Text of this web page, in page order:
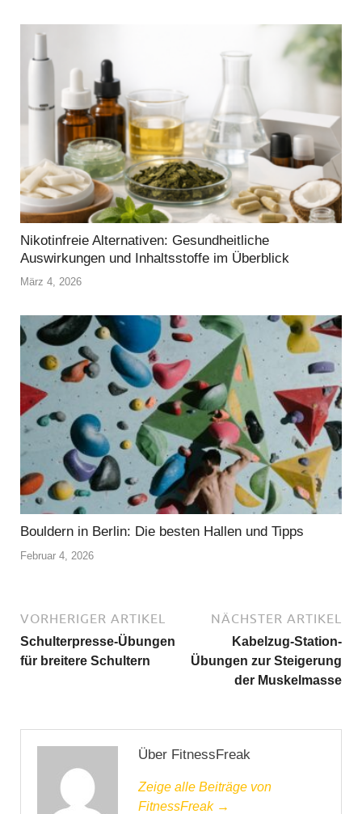
Nikotinfreie Alternativen: Gesundheitliche
Auswirkungen und Inhaltsstoffe im Überblick
März 4, 2026
Bouldern in Berlin: Die besten Hallen und Tipps
Februar 4, 2026
VORHERIGER ARTIKEL
Schulterpresse-Übungen
für breitere Schultern
NÄCHSTER ARTIKEL
Kabelzug-Station-
Übungen zur Steigerung
der Muskelmasse
Über FitnessFreak
Zeige alle Beiträge von
FitnessFreak →